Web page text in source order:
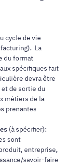
cycle de vie
La
du format
spécifiques fait
devra être
et de sortie du
métiers de la
prenantes
(à spécifier):
sont
entreprise,
savoir-faire